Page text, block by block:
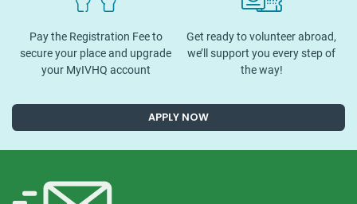
Pay the Registration Fee to
secure your place and upgrade
your MyIVHQ account
Get ready to volunteer abroad,
we’ll support you every step of
the way!
APPLY NOW